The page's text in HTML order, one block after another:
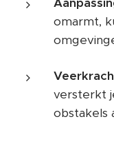
omarmt,
versterkt
obstakels